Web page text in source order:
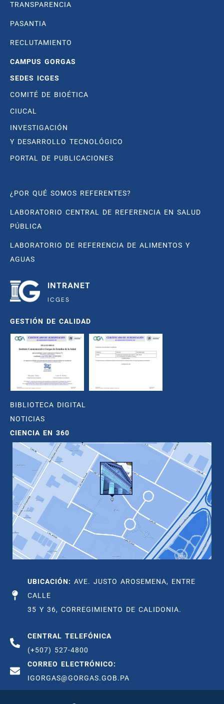
TRANSPARENCIA
PASANTIA
RECLUTAMIENTO
CAMPUS GORGAS
SEDES ICGES
COMITÉ DE BIOÉTICA
CIUCAL
INVESTIGACIÓN
Y DESARROLLO TECNOLÓGICO
PORTAL DE PUBLICACIONES
¿POR QUÉ SOMOS REFERENTES?
LABORATORIO CENTRAL DE REFERENCIA EN SALUD
PÚBLICA
LABORATORIO DE REFERENCIA DE ALIMENTOS Y
AGUAS
INTRANET
ICGES
GESTIÓN DE CALIDAD
BIBLIOTECA DIGITAL
NOTICIAS
CIENCIA EN 360
UBICACIÓN: AVE. JUSTO AROSEMENA, ENTRE
CALLE
35 Y 36, CORREGIMIENTO DE CALIDONIA.
CENTRAL TELEFÓNICA
(+507) 527-4800
CORREO ELECTRÓNICO:
IGORGAS@GORGAS.GOB.PA